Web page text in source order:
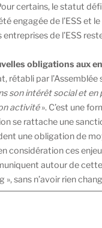
certains, le statut
engagée de l’ESS et
entreprises de l’ESS
obligations aux
rétabli par
son intérêt social et
activité». C’est une
se rattache une
une obligation de
considération ces
autour de
», sans n’avoir rien